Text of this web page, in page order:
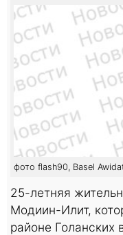
фото flash90, Basel
25-летняя
Модиин-Илит,
районе Голанских